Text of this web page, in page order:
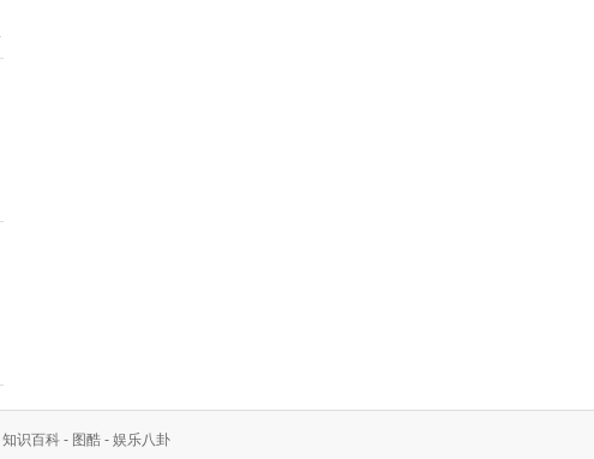
知识百科 - 图酷 - 娱乐八卦